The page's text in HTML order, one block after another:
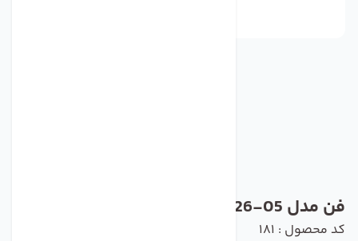
فن مدل R2E190-AO26-05 برند ebmpapst
کد محصول : 181